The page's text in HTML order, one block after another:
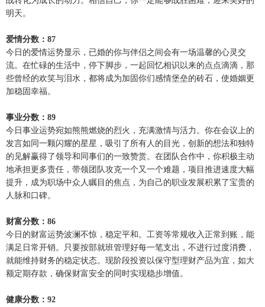
明天。
爱情分数：87
今日的爱情运势显示，已婚的你与伴侣之间会有一场温馨的心灵交
流。在忙碌的生活中，停下脚步，一起回忆相识以来的点点滴滴，那
些曾经的欢笑与泪水，都将成为加固你们感情堡垒的砖石，使婚姻更
加稳固幸福。
事业分数：89
今日事业运势宛如熊熊燃烧的烈火，充满激情与活力。你在会议上的
发言如同一颗闪耀的星星，吸引了所有人的目光，创新的想法和独特
的见解赢得了领导和同事们的一致赞赏。在团队合作中，你积极主动
地承担更多责任，带领团队攻克一个又一个难题，项目推进速度大幅
提升，成为职场中众人瞩目的焦点，为自己的职业发展积累了宝贵的
人脉和口碑。
财富分数：86
今日的财富运势波澜不惊，稳定平和。工资等常规收入正常到账，能
满足日常开销。只要按部就班管理好每一笔支出，不进行过度消费，
就能维持财务的稳定状态。现阶段投资以保守型理财产品为宜，如大
额定期存款，确保财富安全的同时实现稳步增值。
健康分数：92